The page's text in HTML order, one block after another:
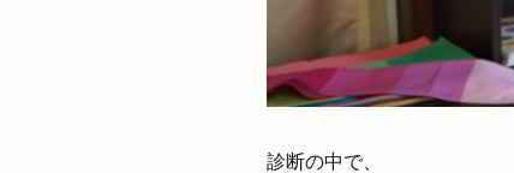
診断の中で、